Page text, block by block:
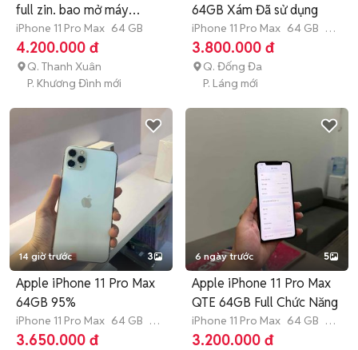
full zin. bao mở máy
check
iPhone 11 Pro Max 64 GB
4.200.000 đ
Q. Thanh Xuân
P. Khương Đình mới
64GB Xám Đã sử dụng
iPhone 11 Pro Max 64 GB 7-
12 tháng
3.800.000 đ
Q. Đống Đa
P. Láng mới
14 giờ trước 3
Apple iPhone 11 Pro Max
64GB 95%
iPhone 11 Pro Max 64 GB 4-
6 tháng
3.650.000 đ
6 ngày trước 5
Apple iPhone 11 Pro Max
QTE 64GB Full Chức Năng
iPhone 11 Pro Max 64 GB 7-
12 tháng
3.200.000 đ